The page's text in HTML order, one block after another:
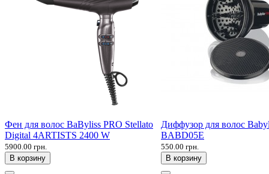
Фен для волос BaByliss PRO Stellato
Digital 4ARTISTS 2400 W
5900.00 грн.
В корзину
Диффузор для волос
BABD05E
550.00 грн.
В корзину